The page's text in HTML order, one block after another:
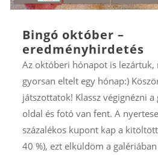
Bingó október –
eredményhirdetés
Az októberi hónapot is
gyorsan eltelt egy hónap:)
játszottatok! Klassz végignézni
oldal és fotó van fent. A
százalékos kupont kap a
40 %), ezt elküldöm a